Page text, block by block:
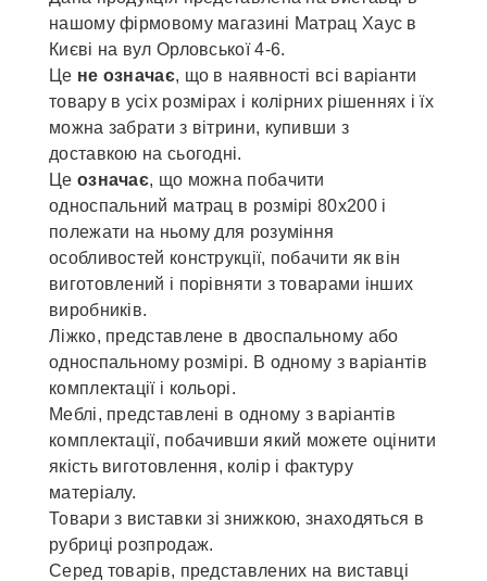
нашому фірмовому магазині Матрац Хаус в
Києві на вул Орловської 4-6.
Це не означає, що в наявності всі варіанти
товару в усіх розмірах і колірних рішеннях і їх
можна забрати з вітрини, купивши з
доставкою на сьогодні.
Це означає, що можна побачити
односпальний матрац в розмірі 80х200 і
полежати на ньому для розуміння
особливостей конструкції, побачити як він
виготовлений і порівняти з товарами інших
виробників.
Ліжко, представлене ​​в двоспальному або
односпальному розмірі. В одному з варіантів
комплектації і кольорі.
Меблі, представлені ​​в одному з варіантів
комплектації, побачивши який можете оцінити
якість виготовлення, колір і фактуру
матеріалу.
Товари з виставки зі знижкою, знаходяться в
рубриці розпродаж.
Серед товарів, представлених на виставці